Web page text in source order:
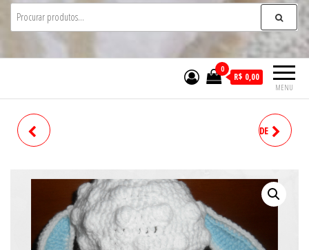
MENU
0
R$ 0,00
BOLERO INFANTIL E BICO DE